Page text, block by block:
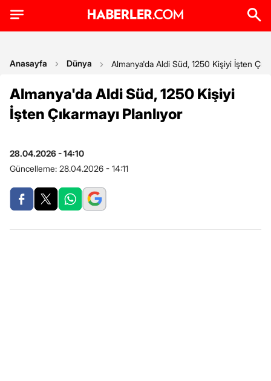
Anasayfa Dünya Almanya'da Aldi Süd, 1250 Kişiyi İşten
Almanya'da Aldi Süd, 1250 Kişiyi
İşten Çıkarmayı Planlıyor
28.04.2026 - 14:10
Güncelleme: 28.04.2026 - 14:11